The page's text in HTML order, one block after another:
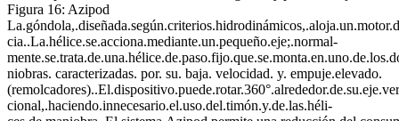
Figura 16: Azipod
cia..La.hélice.se.acciona.mediante.un.pequeño.eje;.normal-
niobras. caracterizadas. por. su. baja. velocidad. y. empuje.elevado.
cional,.haciendo.innecesario.el.uso.del.timón.y.de.las.héli-